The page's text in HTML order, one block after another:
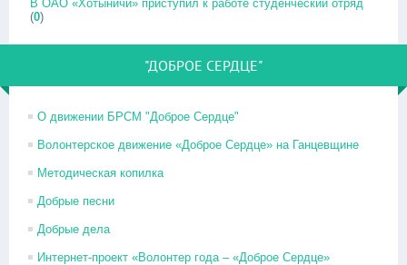
В ОАО «Хотыничи» приступил к работе студенческий отряд
(0)
"ДОБРОЕ СЕРДЦЕ"
О движении БРСМ "Доброе Сердце"
Волонтерское движение «Доброе Сердце» на Ганцевщине
Методическая копилка
Добрые песни
Добрые дела
Интернет-проект «Волонтер года – «Доброе Сердце»